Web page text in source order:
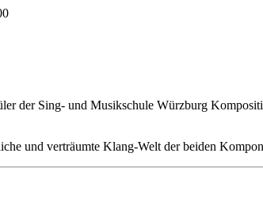
der Sing- und Musikschule Würzburg
und verträumte Klang-Welt der beiden